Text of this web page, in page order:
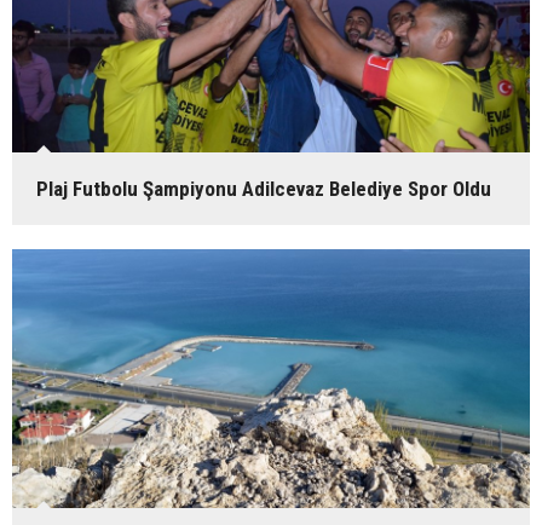
Plaj Futbolu Şampiyonu Adilcevaz Belediye Spor Oldu